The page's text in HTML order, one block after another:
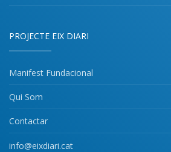
PROJECTE EIX DIARI
Manifest Fundacional
Qui Som
Contactar
info@eixdiari.cat